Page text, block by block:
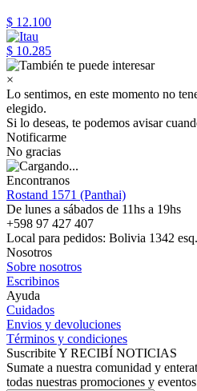
$ 12.100
$ 10.285
×
Lo sentimos, en este momento no
elegido.
Si lo deseas, te podemos avisar
Notificarme
No gracias
Encontranos
Rostand 1571 (Panthai)
De lunes a sábados de 11hs a 19hs
+598 97 427 407
Local para pedidos: Bolivia 1342
Nosotros
Sobre nosotros
Escribinos
Ayuda
Cuidados
Envios y devoluciones
Términos y condiciones
Suscribite Y RECIBÍ NOTICIAS
Sumate a nuestra comunidad y
todas nuestras promociones y